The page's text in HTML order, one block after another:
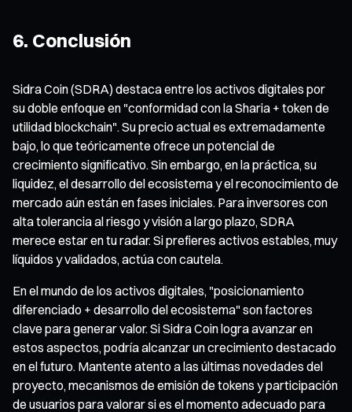
6. Conclusión
Sidra Coin (SDRA) destaca entre los activos digitales por
su doble enfoque en "conformidad con la Sharia + token de
utilidad blockchain". Su precio actual es extremadamente
bajo, lo que teóricamente ofrece un potencial de
crecimiento significativo. Sin embargo, en la práctica, su
liquidez, el desarrollo del ecosistema y el reconocimiento de
mercado aún están en fases iniciales. Para inversores con
alta tolerancia al riesgo y visión a largo plazo, SDRA
merece estar en tu radar. Si prefieres activos estables, muy
líquidos y validados, actúa con cautela.
En el mundo de los activos digitales, "posicionamiento
diferenciado + desarrollo del ecosistema" son factores
clave para generar valor. Si Sidra Coin logra avanzar en
estos aspectos, podría alcanzar un crecimiento destacado
en el futuro. Mantente atento a las últimas novedades del
proyecto, mecanismos de emisión de tokens y participación
de usuarios para valorar si es el momento adecuado para